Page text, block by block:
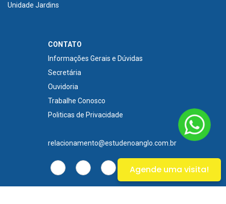
Unidade Jardins
CONTATO
Informações Gerais e Dúvidas
Secretária
Ouvidoria
Trabalhe Conosco
Politicas de Privacidade
relacionamento@estudenoanglo.com.br
Agende uma visita!